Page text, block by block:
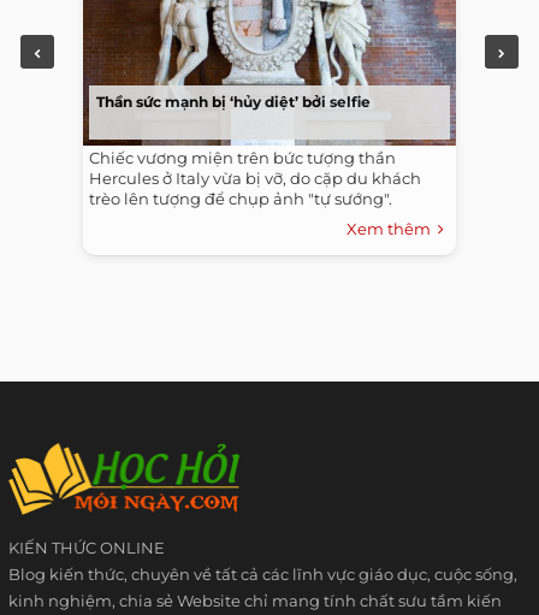
Thần sức mạnh bị ‘hủy diệt’ bởi selfie
Chiếc vương miện trên bức tượng thần
Hercules ở Italy vừa bị vỡ, do cặp du khách
trèo lên tượng để chụp ảnh "tự sướng".
Xem thêm
KIẾN THỨC ONLINE
Blog kiến thức, chuyên về tất cả các lĩnh vực giáo dục, cuộc sống,
kinh nghiệm, chia sẻ Website chỉ mang tính chất sưu tầm kiến